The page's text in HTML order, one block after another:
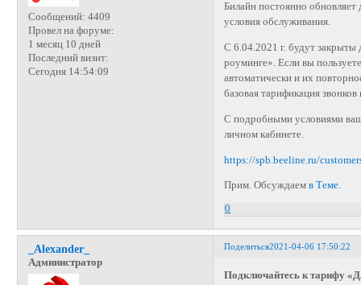
Сообщений: 4409
Провел на форуме:
1 месяц 10 дней
Последний визит:
Сегодня 14:54:09
Билайн постоянно
условия обслуживания.
С 6.04.2021 г. будут
роуминге». Если вы
автоматически и их
базовая тарификация звонков
С подробными условиями
личном кабинете.
https://spb.beeline.ru/
Прим. Обсуждаемв Теме.
0
Поделиться2021-04-06 17:50:22
_Alexander_
Администратор
Подключайтесь к тарифу